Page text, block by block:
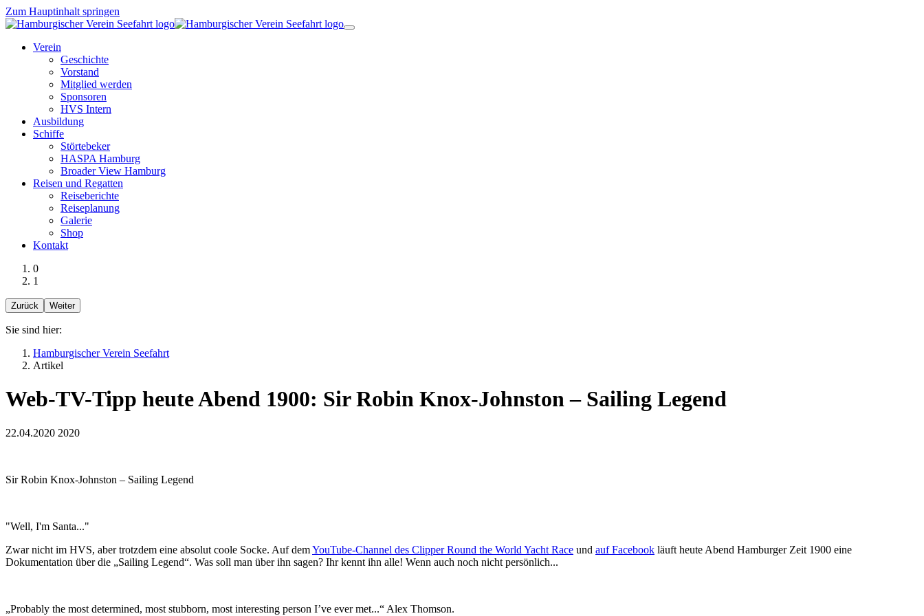
Zum Hauptinhalt springen
Verein
Geschichte
Vorstand
Mitglied werden
Sponsoren
HVS Intern
Ausbildung
Schiffe
Störtebeker
HASPA Hamburg
Broader View Hamburg
Reisen und Regatten
Reiseberichte
Reiseplanung
Galerie
Shop
Kontakt
0
1
Zurück Weiter
Sie sind hier:
Hamburgischer Verein Seefahrt
Artikel
Web-TV-Tipp heute Abend 1900: Sir Robin Knox-Johnston – Sailing Legend
22.04.2020 2020
Sir Robin Knox-Johnston – Sailing Legend
"Well, I'm Santa..."
Zwar nicht im HVS, aber trotzdem eine absolut coole Socke. Auf demYouTube-Channel des Clipper Round the World Yacht Race und auf Facebook läuft heute Abend Hamburger Zeit 1900 eine
Dokumentation über die „Sailing Legend“. Was soll man über ihn sagen? Ihr kennt ihn alle! Wenn auch noch nicht persönlich...
„Probably the most determined, most stubborn, most interesting person I’ve ever met...“ Alex Thomson.